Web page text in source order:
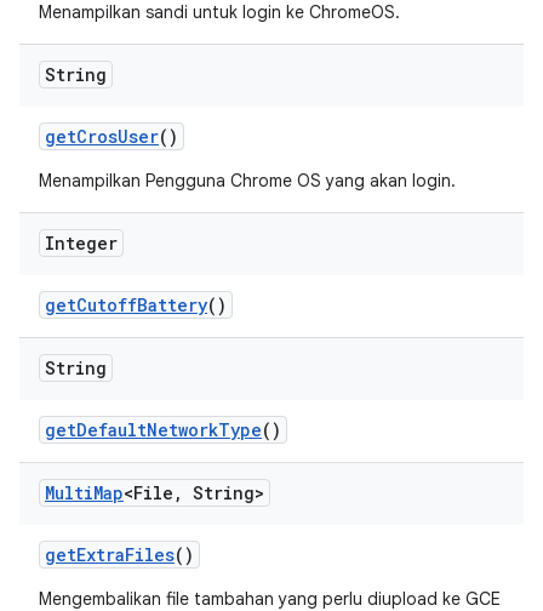
Menampilkan sandi untuk login ke ChromeOS.
String
getCrosUser()
Menampilkan Pengguna Chrome OS yang akan login.
Integer
getCutoffBattery()
String
getDefaultNetworkType()
MultiMap<File , String>
getExtraFiles()
Mengembalikan file tambahan yang perlu diupload ke GCE